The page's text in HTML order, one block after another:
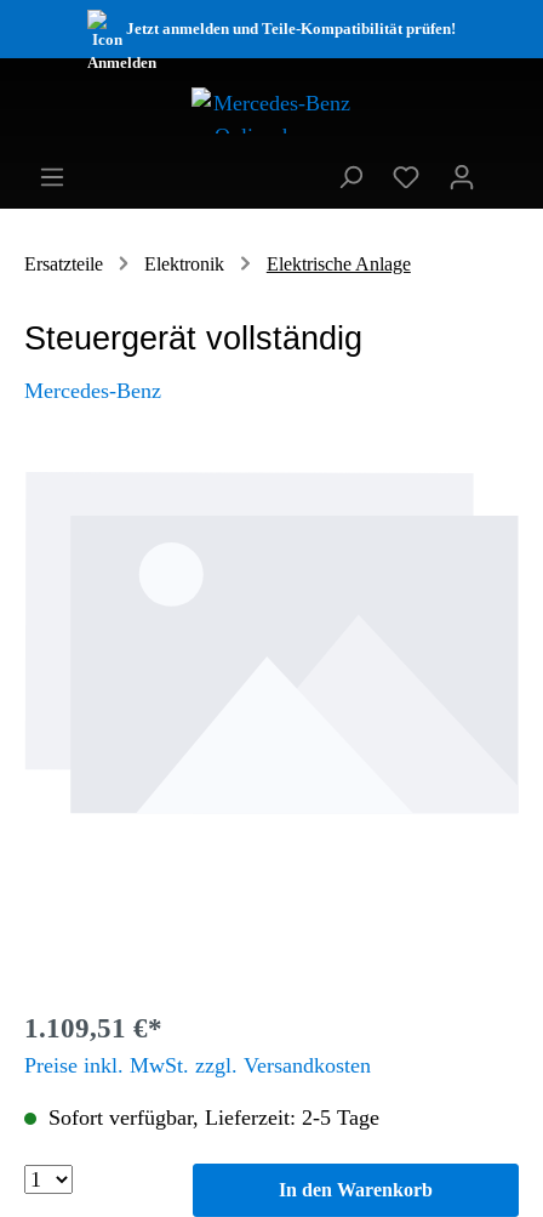
Jetzt anmelden und Teile-Kompatibilität prüfen!
Ersatzteile Elektronik Elektrische Anlage
Steuergerät vollständig
Mercedes-Benz
1.109,51 €*
Preise inkl. MwSt. zzgl. Versandkosten
Sofort verfügbar, Lieferzeit: 2-5 Tage
In den Warenkorb